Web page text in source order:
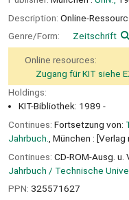
Description: Online-
Genre/Form:
Zeitschrift
Online resources:
Zugang für KIT siehe
Holdings:
KIT-Bibliothek: 1989 -
Continues: Fortsetzung von:
Jahrbuch.
, München :
Continues: CD-ROM-Ausg. u.
Jahrbuch / Technische
PPN: 325571627